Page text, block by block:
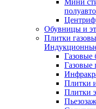
Мини
Обувницы и
Плитки
Газовые
Газовые
Плитки
Плитки